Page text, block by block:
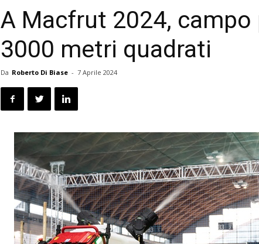
A Macfrut 2024, campo
3000 metri quadrati
Da Roberto Di Biase - 7 Aprile 2024